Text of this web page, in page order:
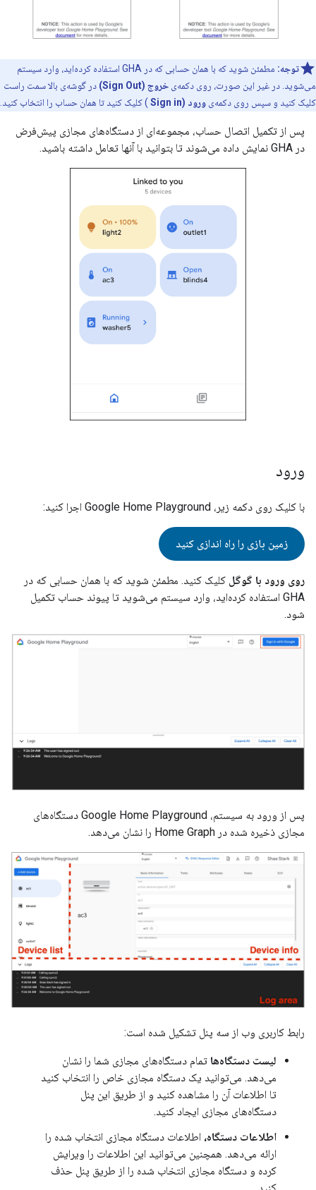
توجه: مطمئن شوید که با همان حسابی که در GHA استفاده کرده‌اید، وارد سیستم
می‌شوید. در غیر این صورت، روی دکمه‌ی خروج (Sign Out)
در گوشه‌ی بالا سمت راست
کلیک کنید و سپس روی دکمه‌ی ورود (Sign in ) کلیک کنید تا همان حساب را انتخاب کنید.
پس از تکمیل اتصال حساب، مجموعه‌ای از دستگاه‌های مجازی پیش‌فرض
در GHA نمایش داده می‌شوند تا بتوانید با آنها تعامل داشته باشید.
ورود
با کلیک روی دکمه زیر، Google Home Playground اجرا کنید:
زمین بازی را راه اندازی کنید
روی ورود با گوگل کلیک کنید. مطمئن شوید که با همان حسابی که در
GHA استفاده کرده‌اید، وارد سیستم می‌شوید تا پیوند حساب تکمیل
شود.
پس از ورود به سیستم، Google Home Playground دستگاه‌های
مجازی ذخیره شده در Home Graph را نشان می‌دهد.
رابط کاربری وب از سه پنل تشکیل شده است:
لیست دستگاه‌ها تمام دستگاه‌های مجازی شما را نشان
می‌دهد. می‌توانید یک دستگاه مجازی خاص را انتخاب کنید
تا اطلاعات آن را مشاهده کنید و از طریق این پنل
دستگاه‌های مجازی ایجاد کنید.
اطلاعات دستگاه، اطلاعات دستگاه مجازی انتخاب شده را
ارائه می‌دهد. همچنین می‌توانید این اطلاعات را ویرایش
کرده و دستگاه مجازی انتخاب شده را از طریق پنل حذف